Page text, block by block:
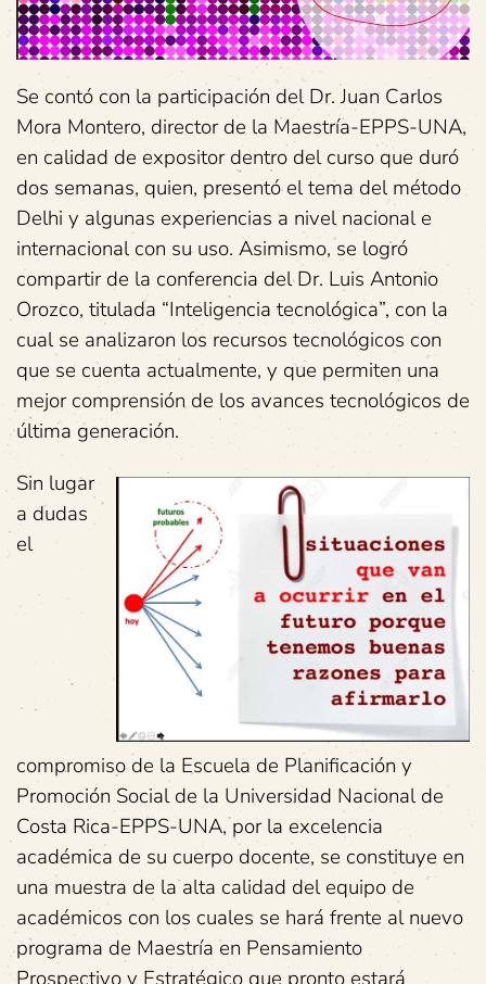
Se contó con la participación del Dr. Juan Carlos
Mora Montero, director de la Maestría-EPPS-UNA,
en calidad de expositor dentro del curso que duró
dos semanas, quien, presentó el tema del método
Delhi y algunas experiencias a nivel nacional e
internacional con su uso. Asimismo, se logró
compartir de la conferencia del Dr. Luis Antonio
Orozco, titulada “Inteligencia tecnológica”, con la
cual se analizaron los recursos tecnológicos con
que se cuenta actualmente, y que permiten una
mejor comprensión de los avances tecnológicos de
última generación.
Sin lugar
a dudas
el
compromiso de la Escuela de Planificación y
Promoción Social de la Universidad Nacional de
Costa Rica-EPPS-UNA, por la excelencia
académica de su cuerpo docente, se constituye en
una muestra de la alta calidad del equipo de
académicos con los cuales se hará frente al nuevo
programa de Maestría en Pensamiento